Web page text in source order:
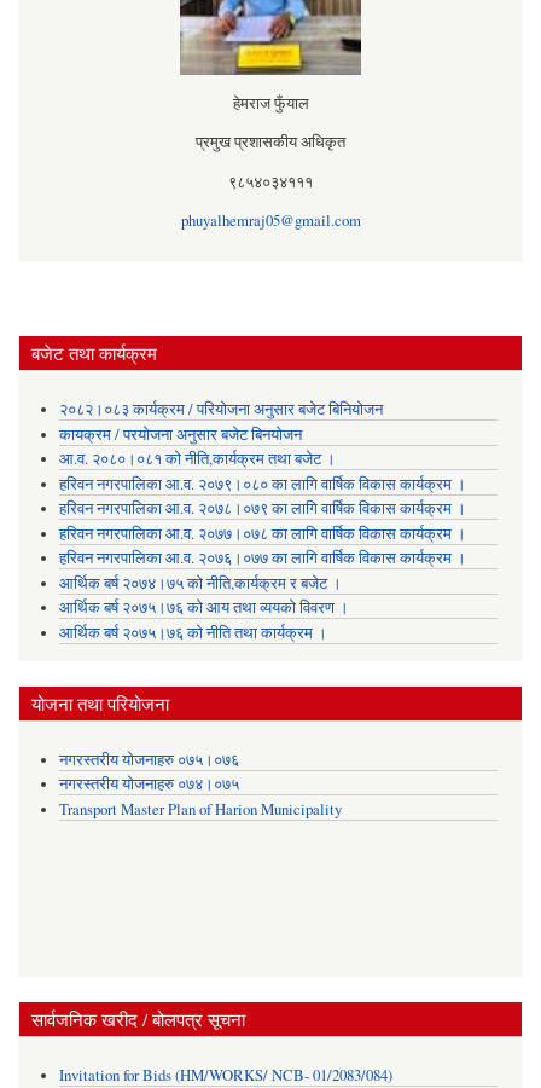
हेमराज फुँयाल
प्रमुख प्रशासकीय अधिकृत
९८५४०३४१११
phuyalhemraj05@gmail.com
बजेट तथा कार्यक्रम
२०८२।०८३ कार्यक्रम / परियोजना अनुसार बजेट बिनियोजन
कायक्रम / परयोजना अनुसार बजेट बिनयोजन
आ.व. २०८०।०८१ को नीति,कार्यक्रम तथा बजेट ।
हरिवन नगरपालिका आ‍.व. २०७९।०८० का लागि वार्षिक विकास कार्यक्रम ।
हरिवन नगरपालिका आ‍.व. २०७८।०७९ का लागि वार्षिक विकास कार्यक्रम ।
हरिवन नगरपालिका आ‍.व. २०७७।०७८ का लागि वार्षिक विकास कार्यक्रम ।
हरिवन नगरपालिका आ‍.व. २०७६।०७७ का लागि वार्षिक विकास कार्यक्रम ।
आर्थिक बर्ष २०७४।७५ को नीति,कार्यक्रम र बजेट ।
आर्थिक बर्ष २०७५।७६ को आय तथा व्ययकाे विवरण ।
आर्थिक बर्ष २०७५।७६ को नीति तथा कार्यक्रम ।
योजना तथा परियोजना
नगरस्तरीय योजनाहरु ०७५।०७६
नगरस्तरीय योजनाहरु ०७४।०७५
Transport Master Plan of Harion Municipality
सार्वजनिक खरीद / बोलपत्र सूचना
Invitation for Bids (HM/WORKS/ NCB- 01/2083/084)